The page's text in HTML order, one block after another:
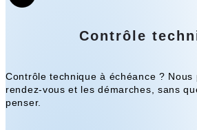
Contrôle
Contrôle technique à échéance ?
rendez-vous et les démarches, sans
penser.